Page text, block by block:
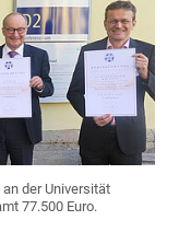
der Universität
77.500 Euro.